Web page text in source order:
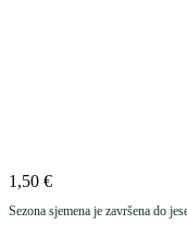
1,50 €
Sezona sjemena je završena do